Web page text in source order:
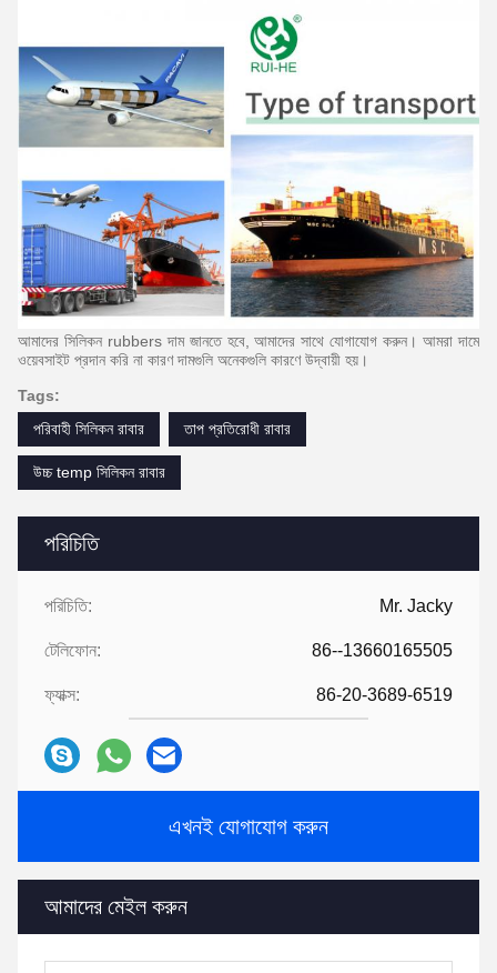
পরিচিতি
পরিচিতি: Mr. Jacky
টেলিফোন: 86--13660165505
ফ্যাক্স: 86-20-3689-6519
এখনই যোগাযোগ করুন
আমাদের মেইল ​​করুন
আমাদের সিলিকন rubbers দাম জানতে হবে, আমাদের সাথে যোগাযোগ করুন। আমরা দামে
ওয়েবসাইট প্রদান করি না কারণ দামগুলি অনেকগুলি কারণে উদ্বায়ী হয়।
Tags:
পরিবাহী সিলিকন রাবার
তাপ প্রতিরোধী রাবার
উচ্চ temp সিলিকন রাবার